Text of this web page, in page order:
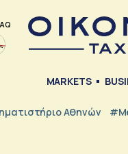
MARKETS
Αθηνών